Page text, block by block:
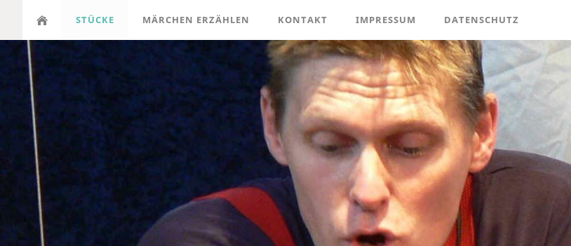
STÜCKE MÄRCHEN ERZÄHLEN KONTAKT IMPRESSUM DATENSCHUTZ